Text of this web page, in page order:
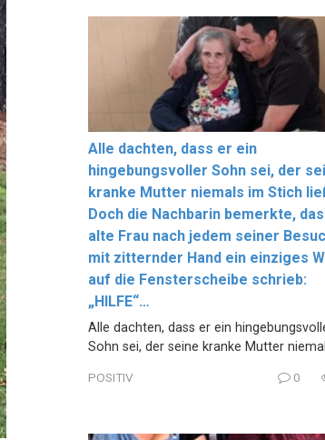
Alle dachten, dass er ein
hingebungsvoller Sohn sei, der
kranke Mutter niemals im Stich
Doch die Nachbarin bemerkte,
alte Frau nach jedem seiner
mit zitternder Hand ein einziges
auf die Fensterscheibe schrieb:
„HILFE“…
Alle dachten, dass er ein
Sohn sei, der seine kranke Mutter
POSITIV 0